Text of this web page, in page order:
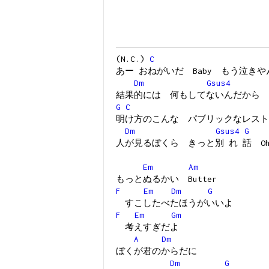
(N.C.) C
あー おねがいだ Baby もう泣きや
Dm
Gsus4
結果的には 何もしてないんだから
G C
明け方のこんな パブリックなレス
Dm
Gsus4 G
人が見るぼくら きっと別 れ 話
Em
Am
もっとぬるかい Butter
F
Em Dm
G
すこしたべたほうがいいよ
F
Em
Gm
考えすぎだよ
A
Dm
ぼくが君のからだに
Dm
G